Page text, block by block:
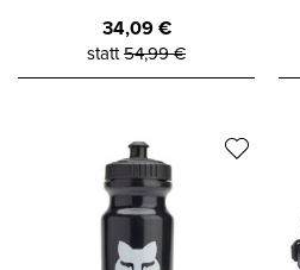
34,09€
statt54,99€